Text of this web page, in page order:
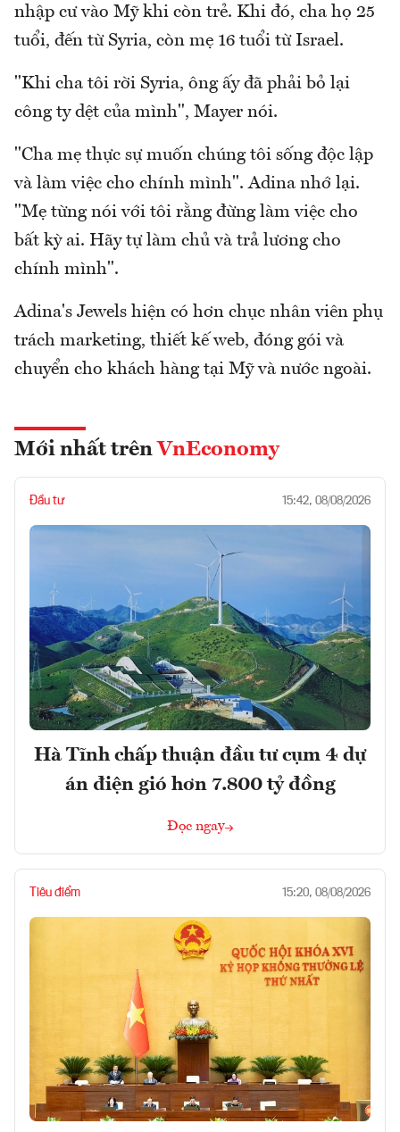
nhập cư vào Mỹ khi còn trẻ. Khi đó, cha họ 25
tuổi, đến từ Syria, còn mẹ 16 tuổi từ Israel.
"Khi cha tôi rời Syria, ông ấy đã phải bỏ lại
công ty dệt của mình", Mayer nói.
"Cha mẹ thực sự muốn chúng tôi sống độc lập
và làm việc cho chính mình". Adina nhớ lại.
"Mẹ từng nói với tôi rằng đừng làm việc cho
bất kỳ ai. Hãy tự làm chủ và trả lương cho
chính mình".
Adina's Jewels hiện có hơn chục nhân viên phụ
trách marketing, thiết kế web, đóng gói và
chuyển cho khách hàng tại Mỹ và nước ngoài.
Mới nhất trên VnEconomy
Đầu tư 15:42, 08/08/2026
Hà Tĩnh chấp thuận đầu tư cụm 4 dự
án điện gió hơn 7.800 tỷ đồng
Đọc ngay
Tiêu điểm 15:20, 08/08/2026